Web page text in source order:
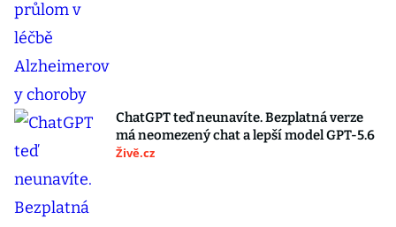
ChatGPT teď neunavíte. Bezplatná verze
má neomezený chat a lepší model GPT-5.6
Živě.cz